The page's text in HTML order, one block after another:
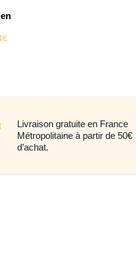
€Plage
Livraison gratuite en France
Métropolitaine à partir de 50€
d’achat.